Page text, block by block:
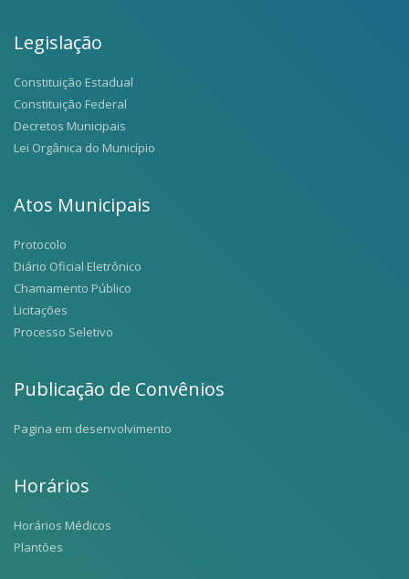
Legislação
Constituição Estadual
Constituição Federal
Decretos Municipais
Lei Orgânica do Município
Atos Municipais
Protocolo
Diário Oficial Eletrônico
Chamamento Público
Licitações
Processo Seletivo
Publicação de Convênios
Pagina em desenvolvimento
Horários
Horários Médicos
Plantões